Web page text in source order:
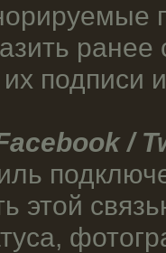
их
/
этой